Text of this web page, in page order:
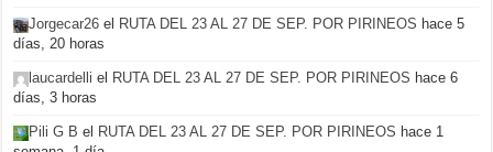
Jorgecar26 el RUTA DEL 23 AL 27 DE SEP. POR PIRINEOS hace 5
días, 20 horas
laucardelli el RUTA DEL 23 AL 27 DE SEP. POR PIRINEOS hace 6
días, 3 horas
Pili G B el RUTA DEL 23 AL 27 DE SEP. POR PIRINEOS hace 1